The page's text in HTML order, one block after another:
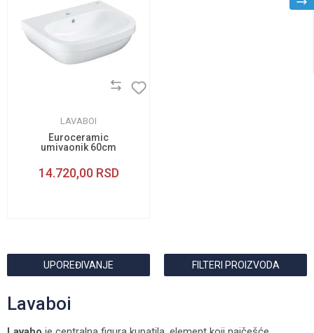
LAVABOI
Euroceramic
umivaonik 60cm
14.720,00 RSD
UPOREĐIVANJE FILTERI PROIZVODA
Lavaboi